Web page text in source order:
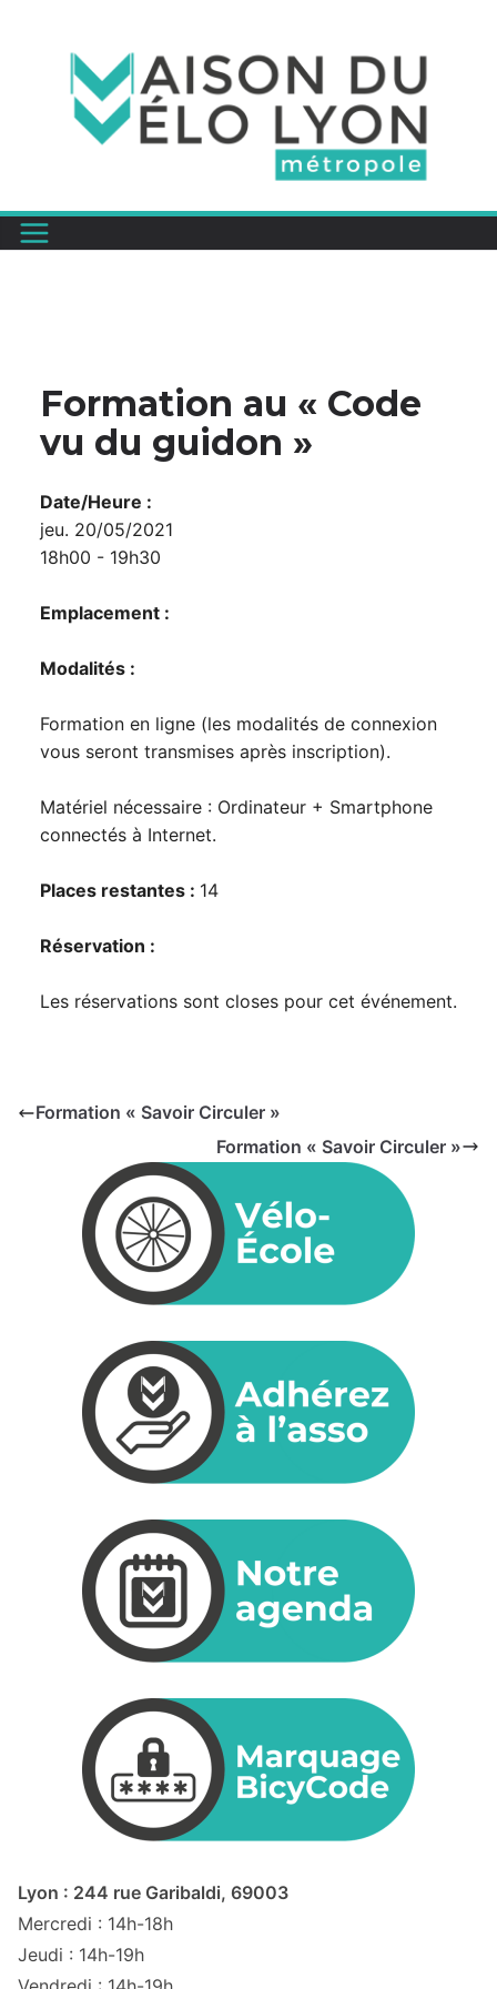
Formation au « Code
vu du guidon »
Date/Heure :
jeu. 20/05/2021
18h00 - 19h30
Emplacement :
Modalités :
Formation en ligne (les modalités de connexion
vous seront transmises après inscription).
Matériel nécessaire : Ordinateur + Smartphone
connectés à Internet.
Places restantes : 14
Réservation :
Les réservations sont closes pour cet événement.
Formation « Savoir Circuler »
Formation « Savoir Circuler »
Lyon : 244 rue Garibaldi, 69003
Mercredi : 14h-18h
Jeudi : 14h-19h